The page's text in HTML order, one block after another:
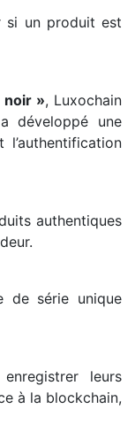
si un produit est
noir », Luxochain
développé une
authentiques
de série unique
leurs
à la blockchain,